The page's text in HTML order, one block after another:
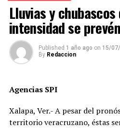
Revolución.
Pese a que el presunto
familiares de la víctima
fue manipulada.
de alterar la escena del
liberación del operador del
Lluvias y
intensidad se
Published 1 año ago on 15/
By Redaccion
Agencias SPI
Xalapa, Ver.- A pesar del
territorio veracruzano, éstas